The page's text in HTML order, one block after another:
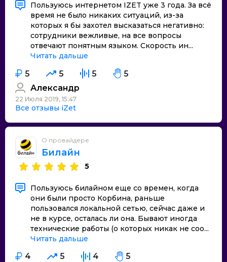
Пользуюсь интернетом IZET уже 3 года. За всё
время не было никаких ситуаций, из-за
которых я бы захотел высказаться негативно:
сотрудники вежливые, на все вопросы
отвечают понятным языком. Скорость ин...
Читать дальше
5 5 5
5
Александр
22 Июля 2019, 15:47
Все отзывы iZet
О провайдере
Билайн
5
Пользуюсь билайном еще со времен, когда
они были просто Корбина, раньше
пользовался локальной сетью, сейчас даже и
не в курсе, осталась ли она. Бывают иногда
технические работы (о которых никак не соо...
Читать дальше
4 5 4
5